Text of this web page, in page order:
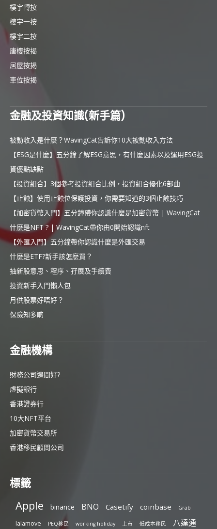
樓宇轉按
樓宇一按
樓宇二按
唐樓按揭
居屋按揭
車位按揭
金融及投資知識(新手篇)
被動收入是什麼？WavingCat告訴你10大被動收入方法
【ESG是什麼】五分鐘了解ESG意思，有什麼因素以及運用ESG投
資優點缺點
【投資組合】3個參考投資組合比例，投資組合優化6部曲
【止蝕】使用止蝕位保護投資，你需要知道的3個止蝕技巧
【加密貨幣入門】五分鐘帶你認識什麼是加密貨幣 | WavingCat
什麼是NFT ? | WavingCat帶你由0開始認識nft
【外匯入門】五分鐘帶你認識什麼是外匯交易
什麼是ETF?新手該怎麼買？
抽新股意思、程序、孖展及手續費
投資新手入門懶人包
月供股票好唔好？
保險知多啲
金融機構
財務公司邊間好?
虛擬銀行
香港證券行
10大NFT平台
加密貨幣交易所
香港移民顧問公司
標籤
Apple binance BNO Casetify coinbase Grab
lalamove PEQ移民 working holiday 上市 低成本移民 八達通